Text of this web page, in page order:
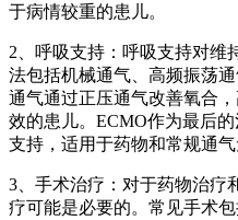
于病情较重的患儿。
2、呼吸支持：呼吸支持对维
法包括机械通气、高频振荡
通气通过正压通气改善氧合
效的患儿。ECMO作为最后
支持，适用于药物和常规通气
3、手术治疗：对于药物治疗
疗可能是必要的。常见手术